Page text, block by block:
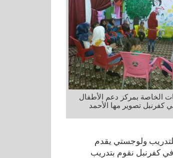
الخاصة بمركز دعم الأطفال
كفرنبل تصوير مها الأحمد
ولوجستي يقدم
كفرنبل نقوم بتدريب